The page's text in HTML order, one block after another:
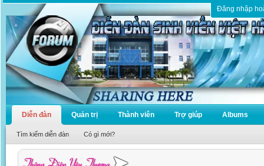
Đăng nhập
Diễn đàn
Tìm kiếm diễn đàn Có gì mới?
Quản trị Thành viên Trợ giúp Albums